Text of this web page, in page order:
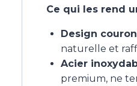
Ce qui les rend
Design
naturelle et
Acier
premium, ne